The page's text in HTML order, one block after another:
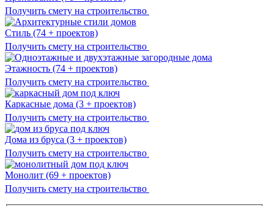
Получить смету на строительство
Стиль (74 + проектов)
Получить смету на строительство
Этажность (74 + проектов)
Получить смету на строительство
Каркасные дома (3 + проектов)
Получить смету на строительство
Дома из бруса (3 + проектов)
Получить смету на строительство
Монолит (69 + проектов)
Получить смету на строительство